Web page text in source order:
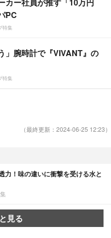
PC
特集
」腕時計で『VIVANT』の
特集
（最終更新：2024-06-25 12:23）
力！味の違いに衝撃を受ける水と
見る